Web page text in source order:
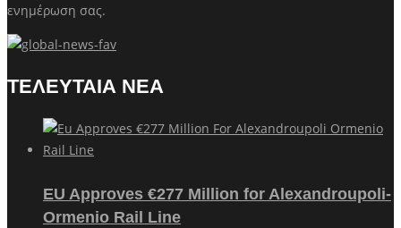
ενημέρωση σας.
ΤΕΛΕΥΤΑΙΑ ΝΕΑ
EU Approves €277 Million for Alexandroupoli-
Ormenio Rail Line